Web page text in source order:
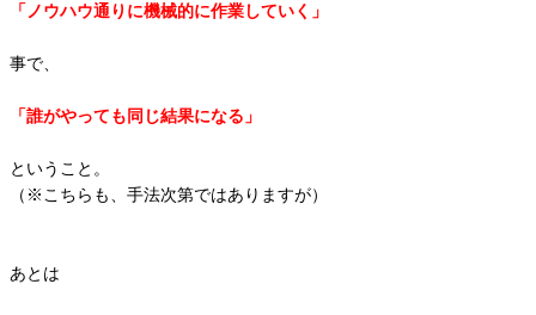
「ノウハウ通りに機械的に作業していく」
事で、
「誰がやっても同じ結果になる」
ということ。
（※こちらも、手法次第ではありますが）
あとは